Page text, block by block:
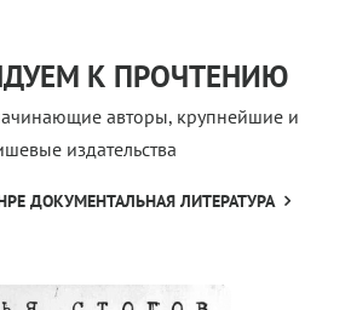
К ПРОЧТЕНИЮ
авторы, крупнейшие и
издательства
ДОКУМЕНТАЛЬНАЯ ЛИТЕРАТУРА